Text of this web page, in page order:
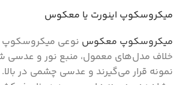
میکروسکوپ اینورت یا معکوس
میکروسکوپ معکوس نوعی میکروسکوپ
خلاف مدل‌های معمول، منبع نور و عدسی
نمونه قرار می‌گیرند و عدسی چشمی در